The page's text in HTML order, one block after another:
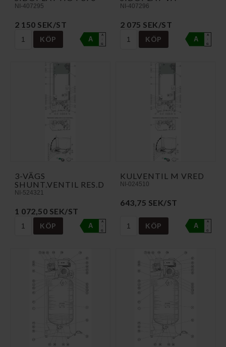
NI-407295
2 150 SEK/ST
KÖP A
A
↑
G
NI-407296
2 075 SEK/ST
KÖP A
A
↑
G
3-VÄGS
SHUNT.VENTIL RES.D
NI-524321
1 072,50 SEK/ST
KÖP A
A
↑
G
KULVENTIL M VRED
NI-024510
643,75 SEK/ST
KÖP A
A
↑
G